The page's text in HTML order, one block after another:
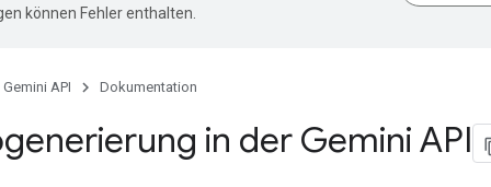
können Fehler enthalten.
Gemini API Dokumentation
in der Gemini API